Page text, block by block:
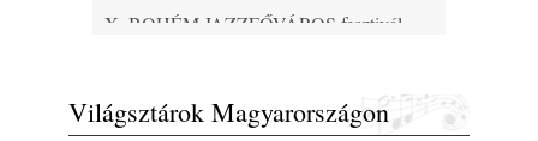
X. BOHÉM JAZZFŐVÁROS fesztivál,
tánc!
2026. augusztus 05.
Világsztárok Magyarországon